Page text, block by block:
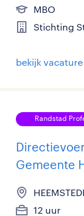
MBO
Stichting
bekijk vacature
Randstad
Gemeente
12 uur